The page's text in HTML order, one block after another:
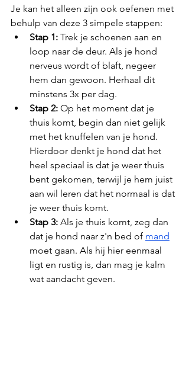
Je kan het alleen zijn ook oefenen met
behulp van deze 3 simpele stappen:
Stap 1: Trek je schoenen aan en
loop naar de deur. Als je hond
nerveus wordt of blaft, negeer
hem dan gewoon. Herhaal dit
minstens 3x per dag.
Stap 2: Op het moment dat je
thuis komt, begin dan niet gelijk
met het knuffelen van je hond.
Hierdoor denkt je hond dat het
heel speciaal is dat je weer thuis
bent gekomen, terwijl je hem juist
aan wil leren dat het normaal is dat
je weer thuis komt.
Stap 3: Als je thuis komt, zeg dan
dat je hond naar z'n bed of mand
moet gaan. Als hij hier eenmaal
ligt en rustig is, dan mag je kalm
wat aandacht geven.